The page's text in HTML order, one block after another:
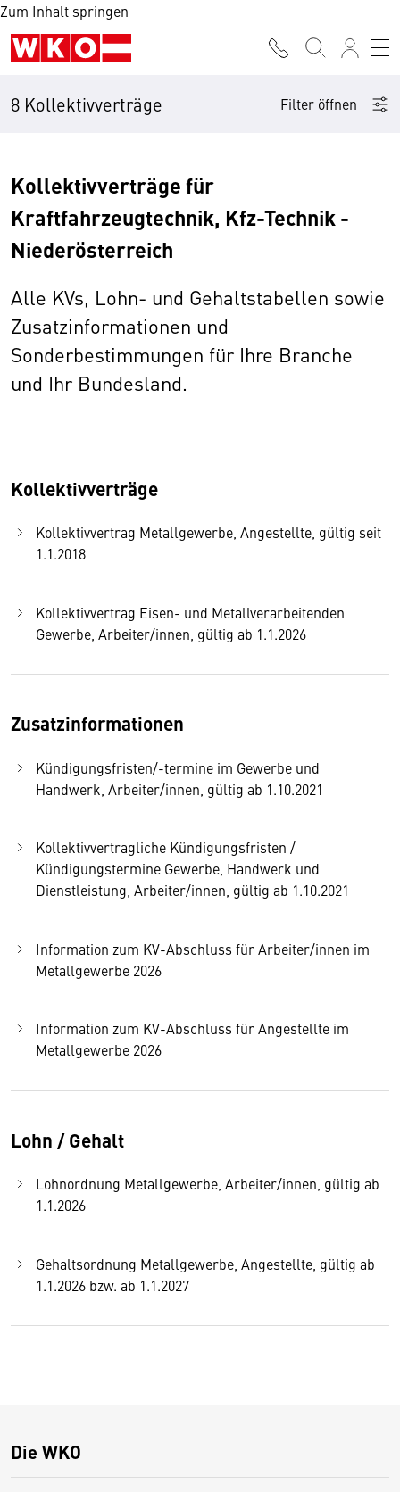
Zum Inhalt springen
8 Kollektivverträge Filter öffnen
Kollektivverträge für
Kraftfahrzeugtechnik, Kfz-Technik -
Niederösterreich
Alle KVs, Lohn- und Gehaltstabellen sowie
Zusatzinformationen und
Sonderbestimmungen für Ihre Branche
und Ihr Bundesland.
Kollektivverträge
Kollektivvertrag Metallgewerbe, Angestellte, gültig seit
1.1.2018
Kollektivvertrag Eisen- und Metallverarbeitenden
Gewerbe, Arbeiter/innen, gültig ab 1.1.2026
Zusatzinformationen
Kündigungsfristen/-termine im Gewerbe und
Handwerk, Arbeiter/innen, gültig ab 1.10.2021
Kollektivvertragliche Kündigungsfristen /
Kündigungstermine Gewerbe, Handwerk und
Dienstleistung, Arbeiter/innen, gültig ab 1.10.2021
Information zum KV-Abschluss für Arbeiter/innen im
Metallgewerbe 2026
Information zum KV-Abschluss für Angestellte im
Metallgewerbe 2026
Lohn / Gehalt
Lohnordnung Metallgewerbe, Arbeiter/innen, gültig ab
1.1.2026
Gehaltsordnung Metallgewerbe, Angestellte, gültig ab
1.1.2026 bzw. ab 1.1.2027
Die WKO